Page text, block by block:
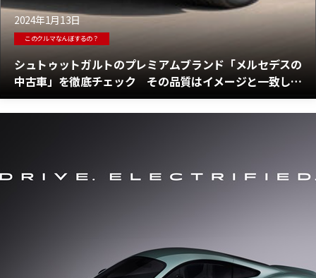
2024年1月13日
このクルマなんぼするの？
シュトゥットガルトのプレミアムブランド「メルセデスの
中古車」を徹底チェック その品質はイメージと一致して
いるか？